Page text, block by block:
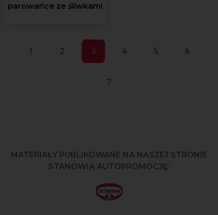
parowańce ze śliwkami
1 2 3 4 5 6
7
MATERIAŁY PUBLIKOWANE NA NASZEJ STRONIE
STANOWIĄ AUTOPROMOCJĘ: